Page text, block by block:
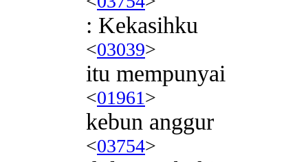
: Kekasihku
<03039>
itu mempunyai
<01961>
kebun anggur
<03754>